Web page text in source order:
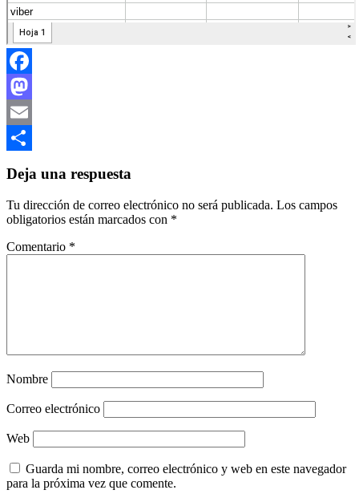
Facebook
Mastodon
Email
Deja una respuesta
Tu dirección de correo electrónico no será publicada. Los campos
obligatorios están marcados con *
Comentario *
Nombre
Correo electrónico
Web
Guarda mi nombre, correo electrónico y web en este navegador
para la próxima vez que comente.